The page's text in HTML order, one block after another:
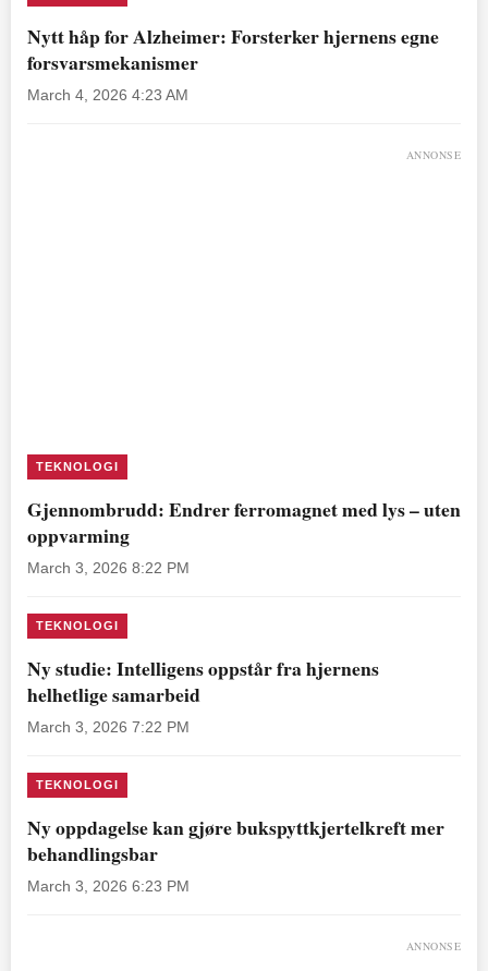
Nytt håp for Alzheimer: Forsterker hjernens egne
forsvarsmekanismer
March 4, 2026 4:23 AM
ANNONSE
TEKNOLOGI
Gjennombrudd: Endrer ferromagnet med lys – uten
oppvarming
March 3, 2026 8:22 PM
TEKNOLOGI
Ny studie: Intelligens oppstår fra hjernens
helhetlige samarbeid
March 3, 2026 7:22 PM
TEKNOLOGI
Ny oppdagelse kan gjøre bukspyttkjertelkreft mer
behandlingsbar
March 3, 2026 6:23 PM
ANNONSE